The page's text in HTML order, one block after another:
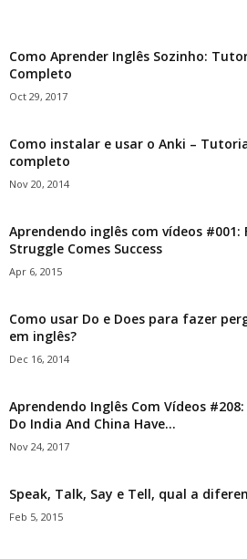
Como Aprender Inglês Sozinho:
Completo
Oct 29, 2017
Como instalar e usar o Anki –
completo
Nov 20, 2014
Aprendendo inglês com vídeos #001:
Struggle Comes Success
Apr 6, 2015
Como usar Do e Does para fazer
em inglês?
Dec 16, 2014
Aprendendo Inglês Com Vídeos #208:
Do India And China Have...
Nov 24, 2017
Speak, Talk, Say e Tell, qual a
Feb 5, 2015